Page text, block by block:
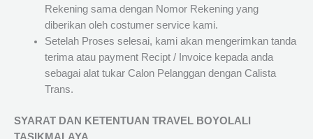
Rekening sama dengan Nomor Rekening yang
diberikan oleh costumer service kami.
Setelah Proses selesai, kami akan mengerimkan tanda
terima atau payment Recipt / Invoice kepada anda
sebagai alat tukar Calon Pelanggan dengan Calista
Trans.
SYARAT DAN KETENTUAN TRAVEL BOYOLALI